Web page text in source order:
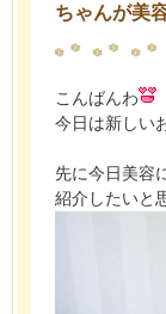
ちゃんが美
こんばんわ
今日は新しい
先に今日美容
紹介したいと